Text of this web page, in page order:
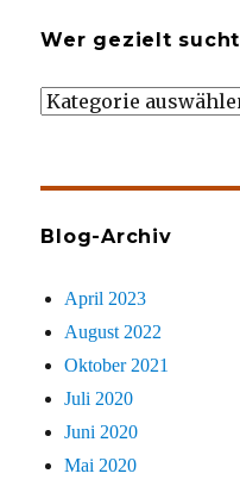
Wer gezielt sucht
Wer
Blog-Archiv
April 2023
August 2022
Oktober 2021
Juli 2020
Juni 2020
Mai 2020